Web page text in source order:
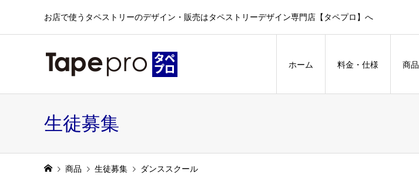
お店で使うタペストリーのデザイン・販売はタペストリーデザイン専門店【タペプロ】へ
ホーム 料金・仕様 商品
生徒募集
商品 生徒募集 ダンススクール